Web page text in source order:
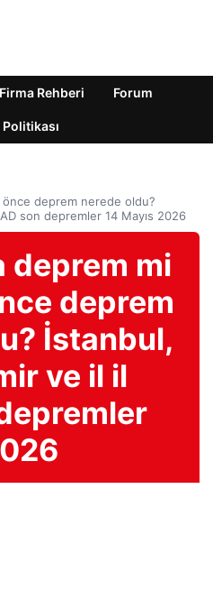
Firma Rehberi Forum
deprem nerede oldu?
son depremler 14 Mayıs 2026
deprem mi
deprem
İstanbul,
ve il il